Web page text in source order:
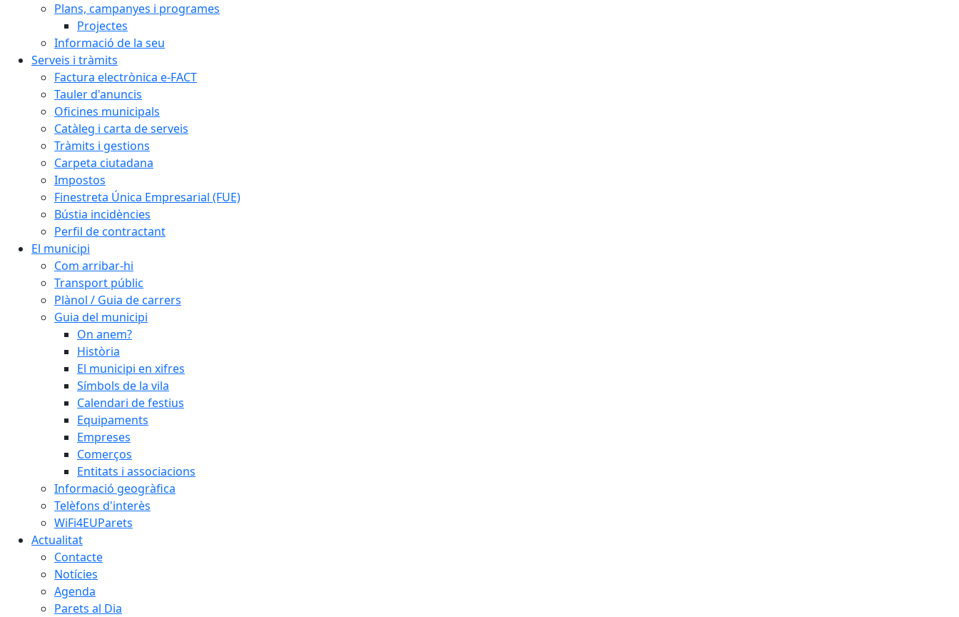
Plans, campanyes i programes
Projectes
Informació de la seu
Serveis i tràmits
Factura electrònica e-FACT
Tauler d'anuncis
Oficines municipals
Catàleg i carta de serveis
Tràmits i gestions
Carpeta ciutadana
Impostos
Finestreta Única Empresarial (FUE)
Bústia incidències
Perfil de contractant
El municipi
Com arribar-hi
Transport públic
Plànol / Guia de carrers
Guia del municipi
On anem?
Història
El municipi en xifres
Símbols de la vila
Calendari de festius
Equipaments
Empreses
Comerços
Entitats i associacions
Informació geogràfica
Telèfons d'interès
WiFi4EUParets
Actualitat
Contacte
Notícies
Agenda
Parets al Dia